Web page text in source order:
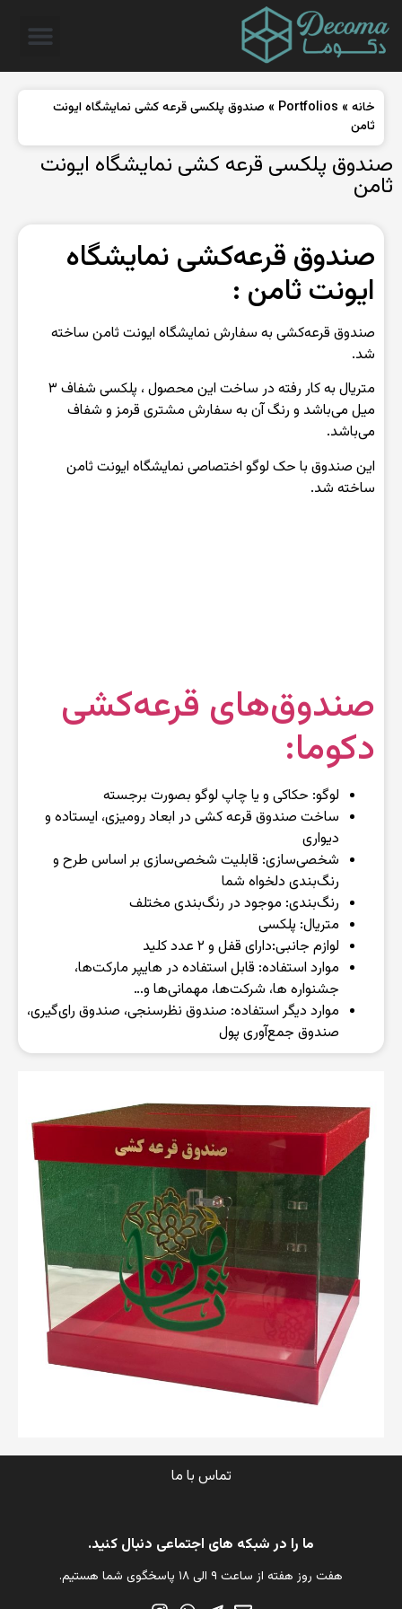
خانه »
Portfolios
» صندوق پلکسی قرعه کشی نمایشگاه ایونت
ثامن
صندوق پلکسی قرعه کشی نمایشگاه ایونت
ثامن
صندوق قرعه‌کشی نمایشگاه
ایونت ثامن :
صندوق قرعه‌کشی به سفارش نمایشگاه ایونت ثامن ساخته
شد.
متریال به کار رفته در ساخت این محصول ، پلکسی شفاف ۳
میل می‌باشد و رنگ آن به سفارش مشتری قرمز و شفاف
می‌باشد.
این صندوق با حک لوگو اختصاصی نمایشگاه ایونت ثامن
ساخته شد.
صندوق‌های قرعه‌کشی
دکوما:
لوگو: حکاکی و یا چاپ لوگو بصورت برجسته
ساخت صندوق قرعه کشی در ابعاد رومیزی، ایستاده و
دیواری
شخصی‌سازی: قابلیت شخصی‌سازی بر اساس طرح و
رنگ‌بندی دلخواه شما
رنگ‌بندی: موجود در رنگ‌بندی مختلف
متریال: پلکسی
لوازم جانبی:‌دارای قفل و ۲ عدد کلید
موارد استفاده: قابل استفاده در هایپر مارکت‌ها،
جشنواره ها، شرکت‌ها، مهمانی‌ها و…
موارد دیگر استفاده: صندوق نظرسنجی، صندوق رای‌گیری،
صندوق جمع‌آوری پول
تماس با ما
ما را در شبکه های اجتماعی دنبال کنید.
هفت روز هفته از ساعت ۹ الی ۱۸ پاسخگوی شما هستیم.